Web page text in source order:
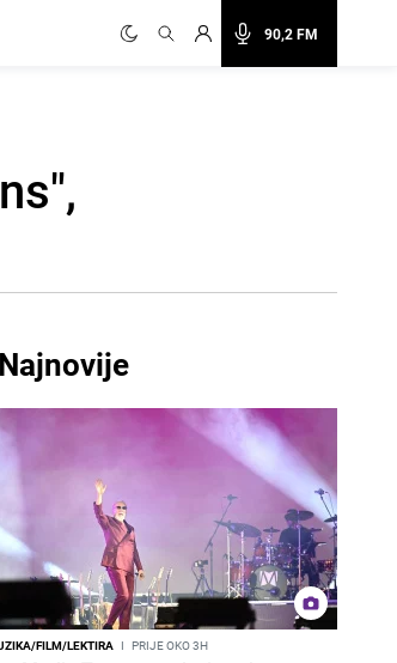
90,2 FM
Najnovije
FILM/LEKTIRA I PRIJE OKO 3H